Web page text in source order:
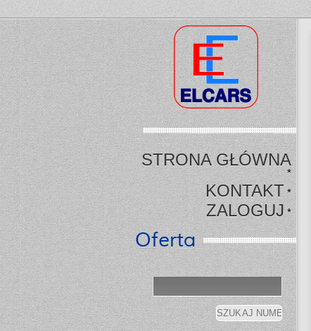
STRONA GŁÓWNA
*
KONTAKT*
ZALOGUJ*
Oferta